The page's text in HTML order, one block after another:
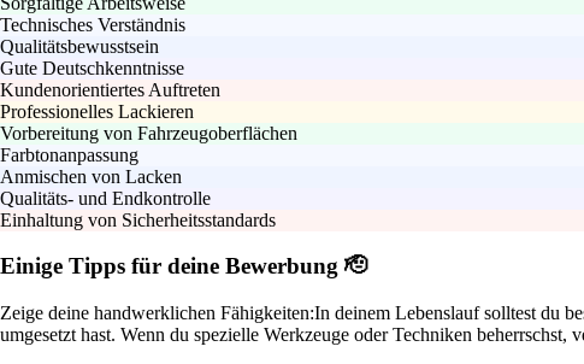
Technisches Verständnis
Qualitätsbewusstsein
Gute Deutschkenntnisse
Kundenorientiertes Auftreten
Professionelles Lackieren
Vorbereitung von Fahrzeugoberflächen
Farbtonanpassung
Anmischen von Lacken
Qualitäts- und Endkontrolle
Einhaltung von Sicherheitsstandards
Einige Tipps für deine Bewerbung 🫡
Zeige deine handwerklichen Fähigkeiten:In deinem Lebenslauf solltest du
umgesetzt hast. Wenn du spezielle Werkzeuge oder Techniken beherrschst,